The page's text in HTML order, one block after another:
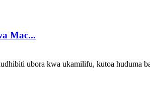
Mac...
ubora kwa ukamilifu, kutoa huduma